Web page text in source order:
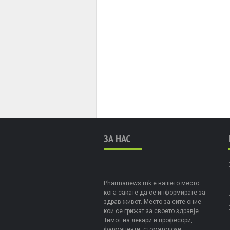
ЗА НАС
Pharmanews.mk е вашето место
кога сакате да се информирате за
здрав живот. Место за сите оние
кои се грижат за своето здравје.
Тимот на лекари и професори,